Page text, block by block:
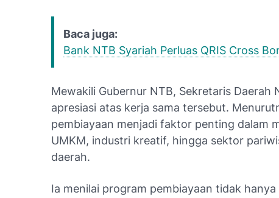
Baca juga:
Bank NTB Syariah Perluas QRIS Cross
Mewakili Gubernur NTB, Sekretaris Daerah
apresiasi atas kerja sama tersebut.
pembiayaan menjadi faktor penting dalam
UMKM, industri kreatif, hingga sektor
daerah.
Ia menilai program pembiayaan tidak